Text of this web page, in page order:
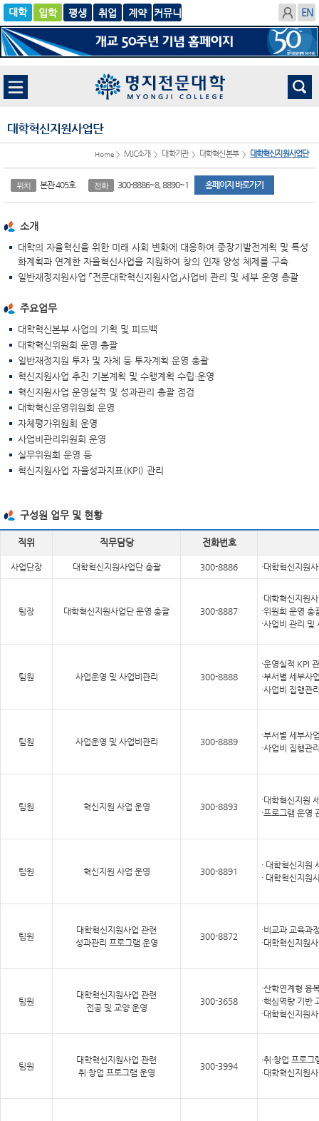
입학
글로
벌
평생 취업
계
약
대학혁신지원사업단
Home > MJC소개 > 대학기관 > 대학혁신본부 > 대학혁신지원사업단
위치 본관 405호 전화 300-8886~8, 8890~1 홈페이지 바로가기
소개
대학의 자율혁신을 위한 미래 사회 변화에 대응하여 중장기발전계획 및 특성
화계획과 연계한 자율혁신사업을 지원하여 창의 인재 양성 체제를 구축
일반재정지원사업 「전문대학혁신지원사업」사업비 관리 및 세부 운영 총괄
주요업무
대학혁신본부 사업의 기획 및 피드백
대학혁신위원회 운영 총괄
일반재정지원 투자 및 자체 등 투자계획 운영 총괄
혁신지원사업 추진 기본계획 및 수행계획 수립·운영
혁신지원사업 운영실적 및 성과관리 총괄 점검
대학혁신운영위원회 운영
자체평가위원회 운영
사업비관리위원회 운영
실무위원회 운영 등
혁신지원사업 자율성과지표(KPI) 관리
구성원 업무 및 현황
직위 직무담당 전화번호
사업단장 대학혁신지원사업단 총괄 300-8886 ·대학혁신지원
팀장 대학혁신지원사업단 운영 총괄 300-8887
·대학혁신지원
·위원회 운영 총
·사업비 관리 및
팀원 사업운영 및 사업비관리 300-8888
·운영실적 KPI
·부서별 세부사
·사업비 집행관
팀원 사업운영 및 사업비관리 300-8889
·부서별 세부사
·사업비 집행관
팀원 혁신지원 사업 운영 300-8893
·대학혁신지원
·프로그램 운영
팀원 혁신지원 사업 운영 300-8891
· 대학혁신지원
· 대학혁신지원
팀원
대학혁신지원사업 관련
성과관리 프로그램 운영
300-8872
·비교과 교육과
·대학혁신지원
팀원
대학혁신지원사업 관련
전공 및 교양 운영
300-3658
·산학연계형 융
·핵심역량 기반
·대학혁신지원
팀원
대학혁신지원사업 관련
취·창업 프로그램 운영
300-3994
·취·창업 프로그
·대학혁신지원